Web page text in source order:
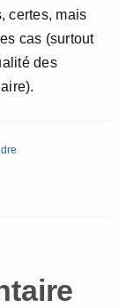
certes, mais
cas (surtout
des